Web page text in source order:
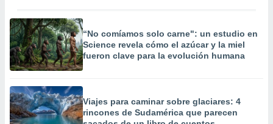
“No comíamos solo carne": un estudio en
Science revela cómo el azúcar y la miel
fueron clave para la evolución humana
Viajes para caminar sobre glaciares: 4
rincones de Sudamérica que parecen